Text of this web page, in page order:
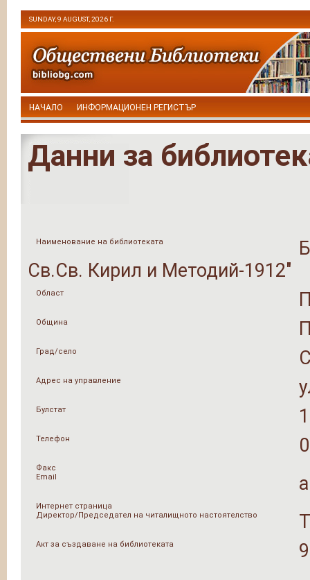
SUNDAY, 9 AUGUST, 2026 Г.
НАЧАЛО ИНФОРМАЦИОНЕН РЕГИСТЪР
Данни за
Наименование на библиотеката
Св.Св. Кирил и Методий-1912"
Област
Община
Град/село
Адрес на управление
Булстат
Телефон
Факс
Email
Интернет страница
Директор/Председател на читалищното настоятелство
Акт за създаване на библиотеката